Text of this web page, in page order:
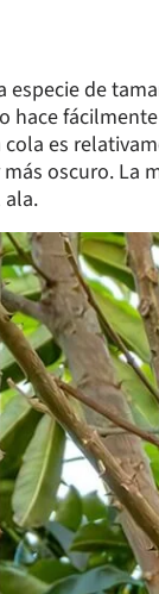
especie de
hace
es
oscuro. La